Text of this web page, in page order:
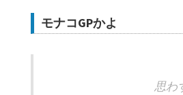
モナコGPかよ
思わ